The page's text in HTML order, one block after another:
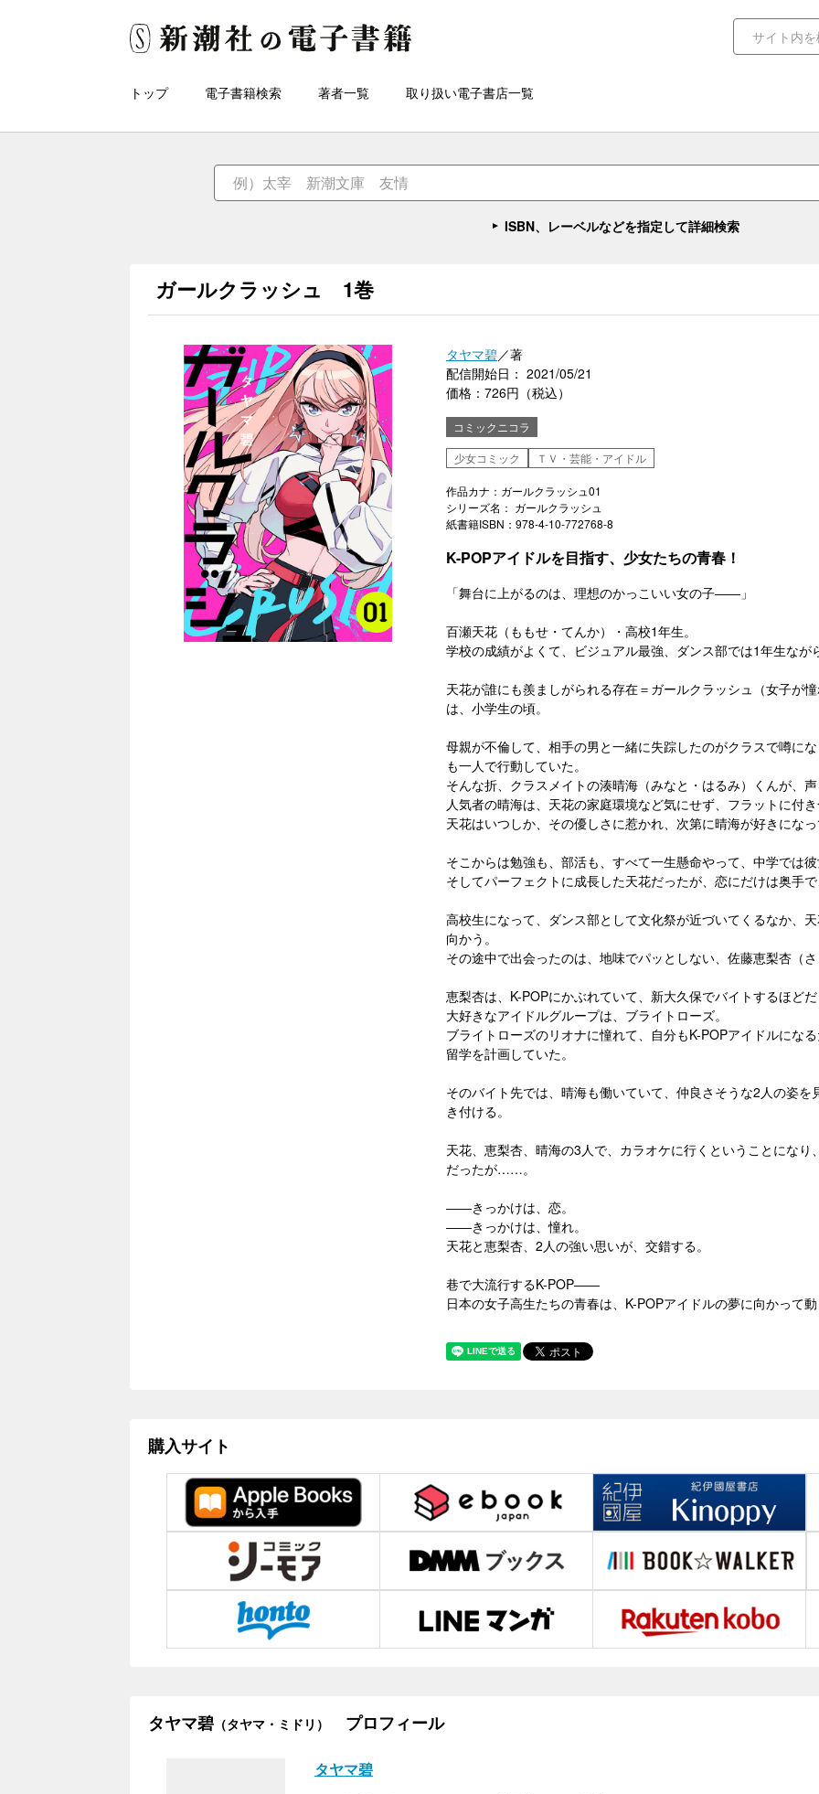
トップ 電子書籍検索 著者一覧 取り扱い電子書店一覧
ISBN、レーベルなどを指定して詳細検索
ガールクラッシュ 1巻
タヤマ碧／著
配信開始日： 2021/05/21
価格：726円（税込）
コミックニコラ
少女コミック
ＴＶ・芸能・アイドル
作品カナ：ガールクラッシュ01
シリーズ名： ガールクラッシュ
紙書籍ISBN：978-4-10-772768-8
K-POPアイドルを目指す、少女たちの青春！
「舞台に上がるのは、理想のかっこいい女の子――」
百瀬天花（ももせ・てんか）・高校1年生。
学校の成績がよくて、ビジュアル最強、ダンス部では1年生なが
天花が誰にも羨ましがられる存在＝ガールクラッシュ（女子が
は、小学生の頃。
母親が不倫して、相手の男と一緒に失踪したのがクラスで噂に
も一人で行動していた。
そんな折、クラスメイトの湊晴海（みなと・はるみ）くんが、
人気者の晴海は、天花の家庭環境など気にせず、フラットに付
天花はいつしか、その優しさに惹かれ、次第に晴海が好きにな
そこからは勉強も、部活も、すべて一生懸命やって、中学では
そしてパーフェクトに成長した天花だったが、恋にだけは奥
高校生になって、ダンス部として文化祭が近づいてくるなか、
向かう。
その途中で出会ったのは、地味でパッとしない、佐藤恵梨杏（
恵梨杏は、K-POPにかぶれていて、新大久保でバイトするほど
大好きなアイドルグループは、ブライトローズ。
ブライトローズのリオナに憧れて、自分もK-POPアイドルにな
留学を計画していた。
そのバイト先では、晴海も働いていて、仲良さそうな2人の姿
き付ける。
天花、恵梨杏、晴海の3人で、カラオケに行くということにな
だったが……。
――きっかけは、恋。
――きっかけは、憧れ。
天花と恵梨杏、2人の強い思いが、交錯する。
巷で大流行するK-POP――
日本の女子高生たちの青春は、K-POPアイドルの夢に向かって
購入サイト
タヤマ碧 （タヤマ・ミドリ） プロフィール
タヤマ碧